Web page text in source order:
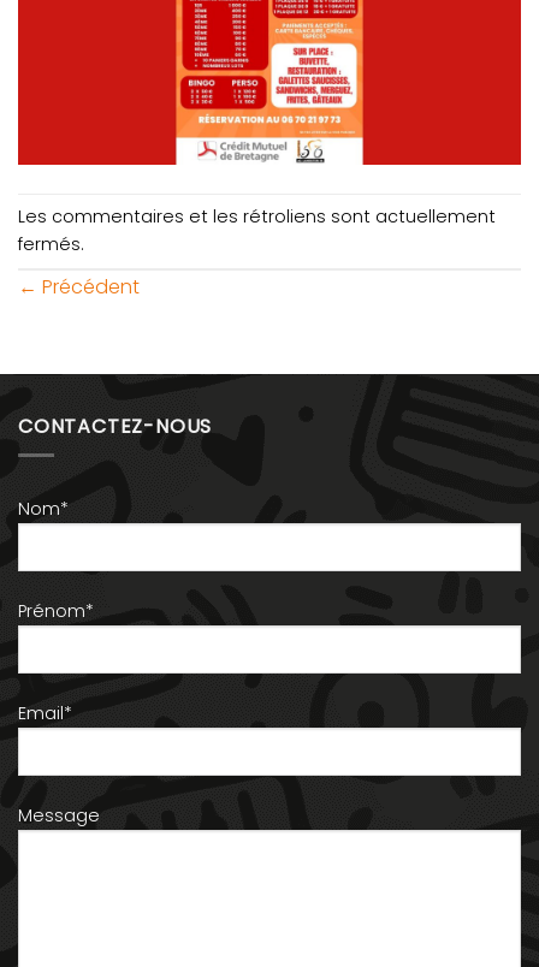
Les commentaires et les rétroliens sont actuellement
fermés.
← Précédent
CONTACTEZ-NOUS
Nom*
Prénom*
Email*
Message